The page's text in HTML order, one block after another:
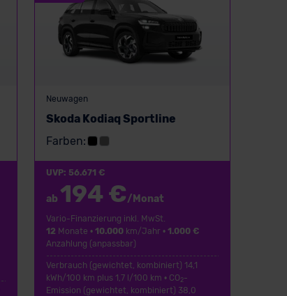
Neuwagen
Skoda Kodiaq Sportline
Farben:
UVP: 56.671 €
ab 194 €/Monat
Vario-Finanzierung inkl. MwSt.
12 Monate •10.000 km/Jahr •1.000 €
Anzahlung (anpassbar)
Verbrauch (gewichtet, kombiniert) 14,1
kWh/100 km plus 1,7 l/100 km • CO2-
Emission (gewichtet, kombiniert) 38,0